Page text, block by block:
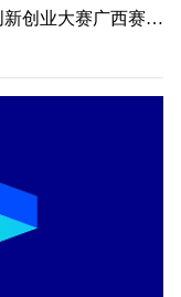
北海市科学技术局关于第十五届中国创新创业大赛广西赛区北海市选拔赛暨2026年北海市创新创业大赛相关事项的通知